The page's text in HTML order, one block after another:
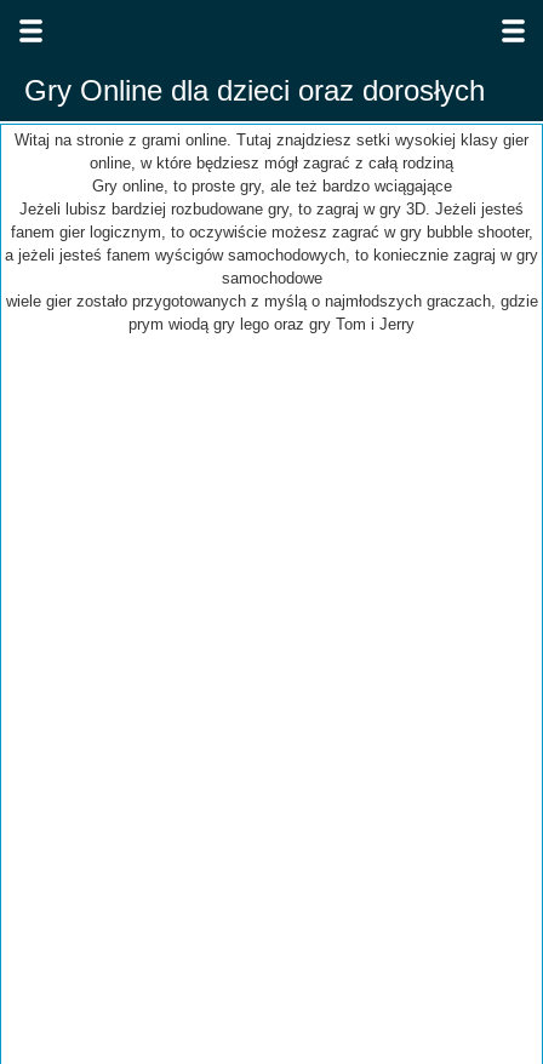
Gry Online dla dzieci oraz dorosłych
Witaj na stronie z grami online. Tutaj znajdziesz setki wysokiej klasy gier
online, w które będziesz mógł zagrać z całą rodziną
Gry online, to proste gry, ale też bardzo wciągające
Jeżeli lubisz bardziej rozbudowane gry, to zagraj w gry 3D. Jeżeli jesteś
fanem gier logicznym, to oczywiście możesz zagrać w gry bubble shooter,
a jeżeli jesteś fanem wyścigów samochodowych, to koniecznie zagraj w gry
samochodowe
wiele gier zostało przygotowanych z myślą o najmłodszych graczach, gdzie
prym wiodą gry lego oraz gry Tom i Jerry